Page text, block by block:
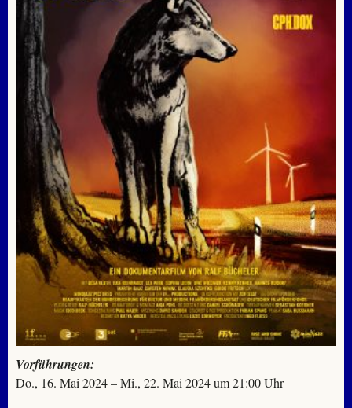
Vorführungen:
Do., 16. Mai 2024 – Mi., 22. Mai 2024 um 21:00 Uhr